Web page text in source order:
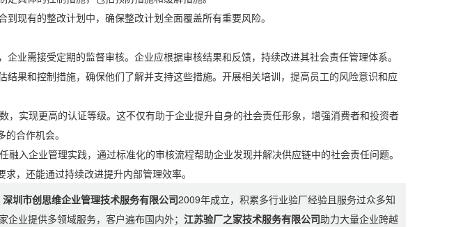
有的整改计划中，确保整改计划全面覆盖所有重要风险。
需接受定期的监督审核。企业应根据审核结果和反馈，持续改进其社会责任管理体系。
和控制措施，确保他们了解并支持这些措施。开展相关培训，提高员工的风险意识和应
实现更高的认证等级。这不仅有助于企业提升自身的社会责任形象，增强消费者和投资者
合作机会。
企业管理实践，通过标准化的审核流程帮助企业发现并解决供应链中的社会责任问题。
，还能通过持续改进提升内部管理效率。
深圳市创思维企业管理技术服务有限公司2009年成立，积累多行业验厂经验且服务过众多知
企业提供多领域服务，客户遍布国内外；江苏验厂之家技术服务有限公司助力大量企业跨越